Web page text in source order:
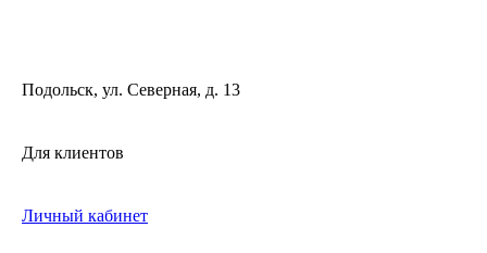
Подольск, ул. Северная, д. 13
Для клиентов
Личный кабинет